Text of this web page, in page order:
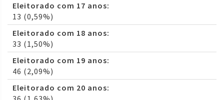
Eleitorado com 17 anos:
13 (0,59%)
Eleitorado com 18 anos:
33 (1,50%)
Eleitorado com 19 anos:
46 (2,09%)
Eleitorado com 20 anos: